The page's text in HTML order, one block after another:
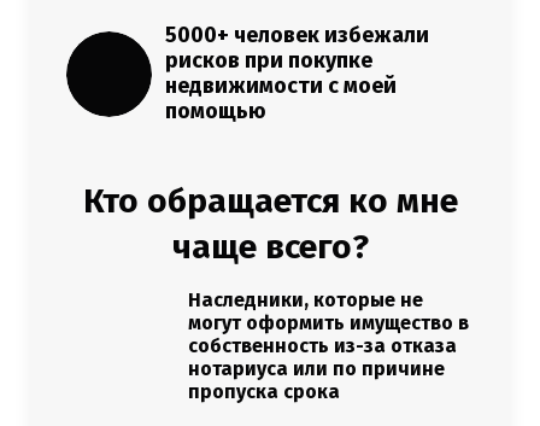
5000+ человек избежали
рисков при покупке
недвижимости с моей
помощью
Кто обращается ко мне
чаще всего?
Наследники, которые не
могут оформить имущество в
собственность из-за отказа
нотариуса или по причине
пропуска срока